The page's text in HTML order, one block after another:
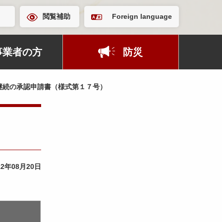
閲覧補助 Foreign language
業者の方 防災
の承認申請書（様式第１７号）
年08月20日